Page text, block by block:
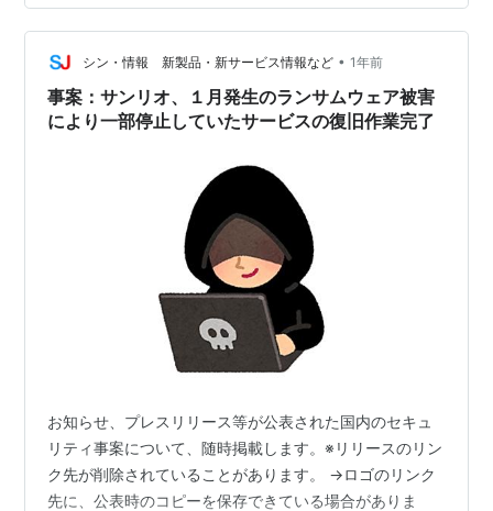
を上方修正しました。愛らしいキャラクターたちのグロ
ーバルな人気が、そのまま会社の成長に直結している証
拠です。 ところが、市場というのは時に気まぐれなもの
で、この素晴らしいニュースが出…
シン・情報 新製品・新サービス情報など • 1年前
事案：サンリオ、１月発生のランサムウェア被害
により一部停止していたサービスの復旧作業完了
お知らせ、プレスリリース等が公表された国内のセキュ
リティ事案について、随時掲載します。※リリースのリン
ク先が削除されていることがあります。 →ロゴのリンク
先に、公表時のコピーを保存できている場合がありま